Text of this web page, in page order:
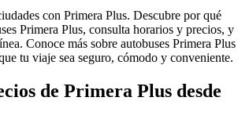
con Primera Plus. Descubre por qué
Primera Plus, consulta horarios y precios, y
Conoce más sobre autobuses Primera Plus
tu viaje sea seguro, cómodo y conveniente.
de Primera Plus desde